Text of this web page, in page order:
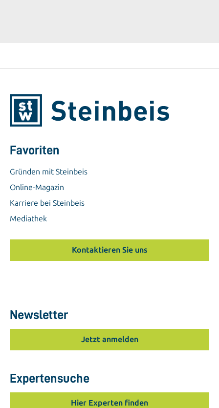
Favoriten
Gründen mit Steinbeis
Online-Magazin
Karriere bei Steinbeis
Mediathek
Kontaktieren Sie uns
Newsletter
Jetzt anmelden
Expertensuche
Hier Experten finden